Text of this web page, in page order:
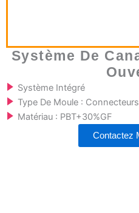
Système De
Système Intégré
Type De Moule : Connecteurs
Matériau : PBT+30%GF
Contactez